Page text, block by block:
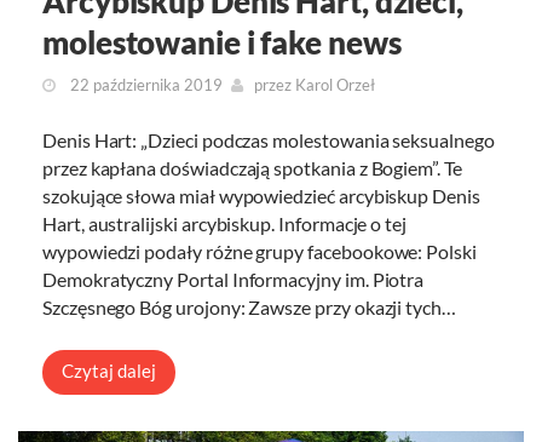
molestowanie i fake news
22 października 2019 przez Karol Orzeł
Denis Hart: „Dzieci podczas molestowania seksualnego
przez kapłana doświadczają spotkania z Bogiem”. Te
szokujące słowa miał wypowiedzieć arcybiskup Denis
Hart, australijski arcybiskup. Informacje o tej
wypowiedzi podały różne grupy facebookowe: Polski
Demokratyczny Portal Informacyjny im. Piotra
Szczęsnego Bóg urojony: Zawsze przy okazji tych…
Czytaj dalej